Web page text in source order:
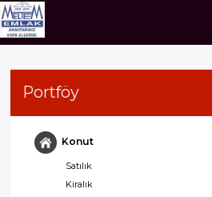
Portföy
Konut
Satılık
Kiralık